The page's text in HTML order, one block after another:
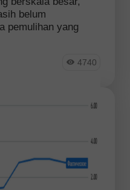
belum
pemulihan yang
4740